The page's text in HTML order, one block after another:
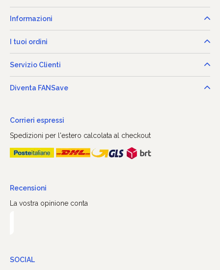
Informazioni
I tuoi ordini
Servizio Clienti
Diventa FANSave
Corrieri espressi
Spedizioni per l'estero calcolata al checkout
Recensioni
La vostra opinione conta
SOCIAL